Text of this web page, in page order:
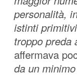
personalità,
istinti
troppo preda
affermava
da un